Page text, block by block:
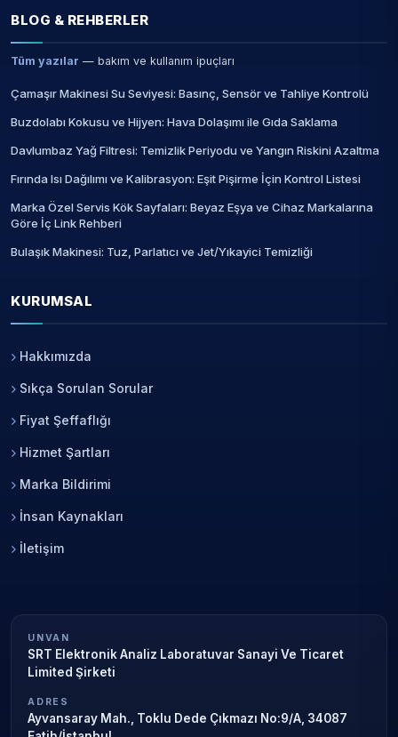
BLOG & REHBERLER
Tüm yazılar — bakım ve kullanım ipuçları
Çamaşır Makinesi Su Seviyesi: Basınç, Sensör ve Tahliye Kontrolü
Buzdolabı Kokusu ve Hijyen: Hava Dolaşımı ile Gıda Saklama
Davlumbaz Yağ Filtresi: Temizlik Periyodu ve Yangın Riskini Azaltma
Fırında Isı Dağılımı ve Kalibrasyon: Eşit Pişirme İçin Kontrol Listesi
Marka Özel Servis Kök Sayfaları: Beyaz Eşya ve Cihaz Markalarına
Göre İç Link Rehberi
Bulaşık Makinesi: Tuz, Parlatıcı ve Jet/Yıkayici Temizliği
KURUMSAL
Hakkımızda
Sıkça Sorulan Sorular
Fiyat Şeffaflığı
Hizmet Şartları
Marka Bildirimi
İnsan Kaynakları
İletişim
UNVAN
SRT Elektronik Analiz Laboratuvar Sanayi Ve Ticaret
Limited Şirketi
ADRES
Ayvansaray Mah., Toklu Dede Çıkmazı No:9/A, 34087